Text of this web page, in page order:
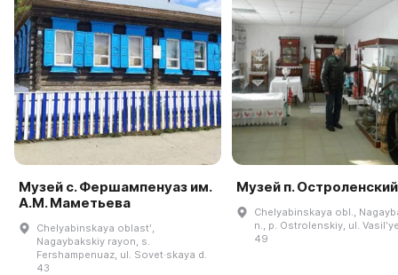
Музей с. Фершампенуаз им.
А.М. Маметьева
Chelyabinskaya oblastʹ,
Nagaybakskiy rayon, s.
Fershampenuaz, ul. Sovet·skaya d.
43
Музей п. Остроленский
Chelyabinskaya obl.,
n., p. Ostrolenskiy, ul.
49